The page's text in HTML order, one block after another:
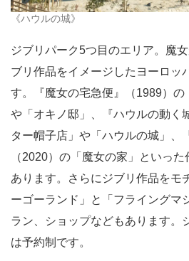
《ハウルの城》
ジブリパーク5つ目のエリア。魔
ブリ作品をイメージしたヨーロッ
す。『魔女の宅急便』（1989）の
や「オキノ邸」、『ハウルの動く
ター帽子店」や「ハウルの城」、
（2020）の「魔女の家」といっ
あります。さらにジブリ作品をモ
ーゴーランド」と「フライングマ
ラン、ショップなどもあります。
は予約制です。